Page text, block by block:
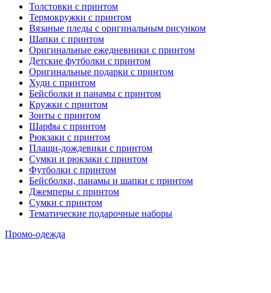
Толстовки с принтом
Термокружки с принтом
Вязаные пледы с оригинальным рисунком
Шапки с принтом
Оригинальные ежедневники с принтом
Детские футболки с принтом
Оригинальные подарки с принтом
Худи с принтом
Бейсболки и панамы с принтом
Кружки с принтом
Зонты с принтом
Шарфы с принтом
Рюкзаки с принтом
Плащи-дождевики с принтом
Сумки и рюкзаки с принтом
Футболки с принтом
Бейсболки, панамы и шапки с принтом
Джемперы с принтом
Сумки с принтом
Тематические подарочные наборы
Промо-одежда